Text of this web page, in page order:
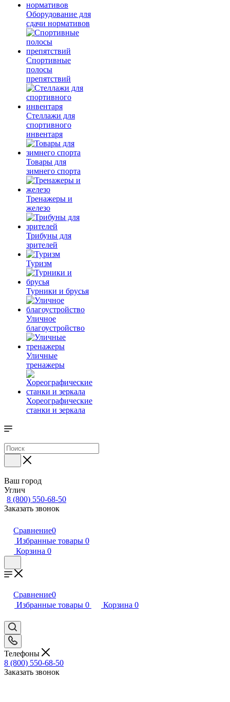
Оборудование для
сдачи нормативов
Спортивные
полосы
препятствий
Стеллажи для
спортивного
инвентаря
Товары для
зимнего спорта
Тренажеры и
железо
Трибуны для
зрителей
Туризм
Турники и брусья
Уличное
благоустройство
Уличные
тренажеры
Хореографические
станки и зеркала
Ваш город
Углич
8 (800) 550-68-50
Заказать звонок
Сравнение0
Избранные товары 0
Корзина 0
Сравнение0
Избранные товары 0 Корзина 0
Телефоны
8 (800) 550-68-50
Заказать звонок